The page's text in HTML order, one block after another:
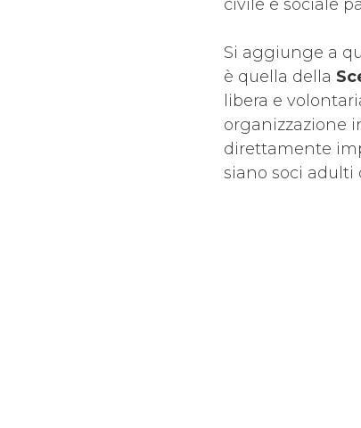
civile e sociale
Si aggiunge a
è quella della
libera e
organizzazione
direttamente
siano soci adulti